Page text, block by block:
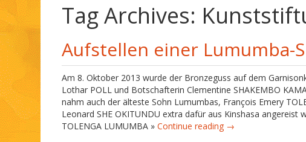
Tag Archives:
Aufstellen einer
Am 8. Oktober 2013 wurde der Bronzeguss auf dem
Lothar POLL und Botschafterin Clementine SHAKEMBO
nahm auch der älteste Sohn Lumumbas, François Emery
Leonard SHE OKITUNDU extra dafür aus Kinshasa angereist
TOLENGA LUMUMBA » Continue reading →